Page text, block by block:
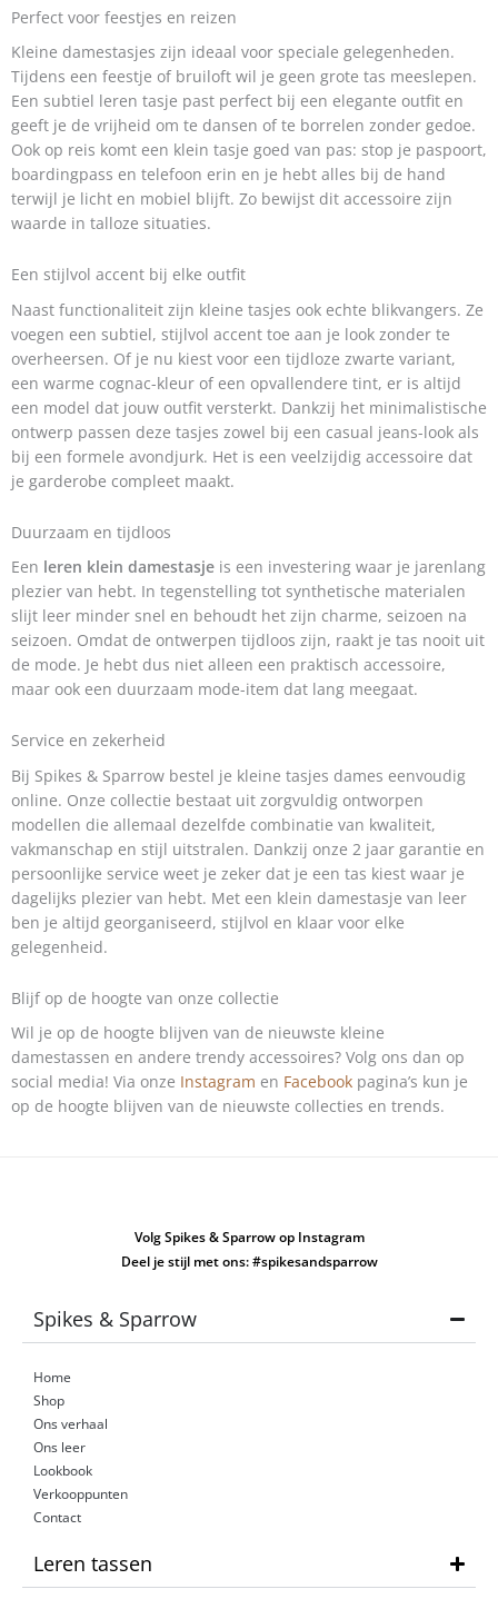
Perfect voor feestjes en reizen
Kleine damestasjes zijn ideaal voor speciale gelegenheden.
Tijdens een feestje of bruiloft wil je geen grote tas meeslepen.
Een subtiel leren tasje past perfect bij een elegante outfit en
geeft je de vrijheid om te dansen of te borrelen zonder gedoe.
Ook op reis komt een klein tasje goed van pas: stop je paspoort,
boardingpass en telefoon erin en je hebt alles bij de hand
terwijl je licht en mobiel blijft. Zo bewijst dit accessoire zijn
waarde in talloze situaties.
Een stijlvol accent bij elke outfit
Naast functionaliteit zijn kleine tasjes ook echte blikvangers. Ze
voegen een subtiel, stijlvol accent toe aan je look zonder te
overheersen. Of je nu kiest voor een tijdloze zwarte variant,
een warme cognac-kleur of een opvallendere tint, er is altijd
een model dat jouw outfit versterkt. Dankzij het minimalistische
ontwerp passen deze tasjes zowel bij een casual jeans-look als
bij een formele avondjurk. Het is een veelzijdig accessoire dat
je garderobe compleet maakt.
Duurzaam en tijdloos
Een leren klein damestasje is een investering waar je jarenlang
plezier van hebt. In tegenstelling tot synthetische materialen
slijt leer minder snel en behoudt het zijn charme, seizoen na
seizoen. Omdat de ontwerpen tijdloos zijn, raakt je tas nooit uit
de mode. Je hebt dus niet alleen een praktisch accessoire,
maar ook een duurzaam mode-item dat lang meegaat.
Service en zekerheid
Bij Spikes & Sparrow bestel je kleine tasjes dames eenvoudig
online. Onze collectie bestaat uit zorgvuldig ontworpen
modellen die allemaal dezelfde combinatie van kwaliteit,
vakmanschap en stijl uitstralen. Dankzij onze 2 jaar garantie en
persoonlijke service weet je zeker dat je een tas kiest waar je
dagelijks plezier van hebt. Met een klein damestasje van leer
ben je altijd georganiseerd, stijlvol en klaar voor elke
gelegenheid.
Blijf op de hoogte van onze collectie
Wil je op de hoogte blijven van de nieuwste kleine
damestassen en andere trendy accessoires? Volg ons dan op
social media! Via onze Instagram en Facebook pagina’s kun je
op de hoogte blijven van de nieuwste collecties en trends.
Volg Spikes & Sparrow op Instagram
Deel je stijl met ons: #spikesandsparrow
Spikes & Sparrow
Home
Shop
Ons verhaal
Ons leer
Lookbook
Verkooppunten
Contact
Leren tassen